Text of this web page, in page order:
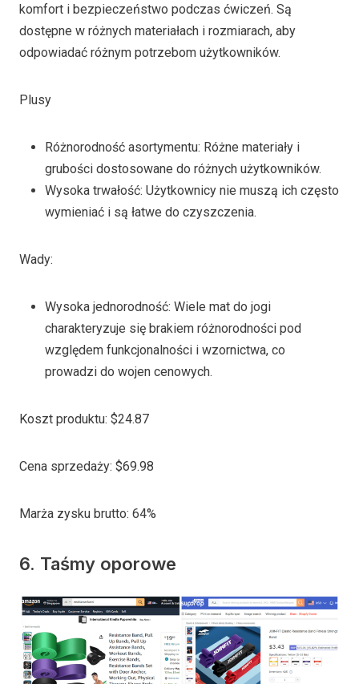
komfort i bezpieczeństwo podczas ćwiczeń. Są
dostępne w różnych materiałach i rozmiarach, aby
odpowiadać różnym potrzebom użytkowników.
Plusy
Różnorodność asortymentu: Różne materiały i
grubości dostosowane do różnych użytkowników.
Wysoka trwałość: Użytkownicy nie muszą ich często
wymieniać i są łatwe do czyszczenia.
Wady:
Wysoka jednorodność: Wiele mat do jogi
charakteryzuje się brakiem różnorodności pod
względem funkcjonalności i wzornictwa, co
prowadzi do wojen cenowych.
Koszt produktu: $24.87
Cena sprzedaży: $69.98
Marża zysku brutto: 64%
6. Taśmy oporowe